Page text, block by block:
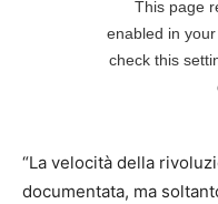
“La velocità della
documentata, ma